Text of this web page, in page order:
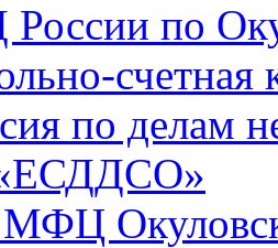
по
счетная
по делам